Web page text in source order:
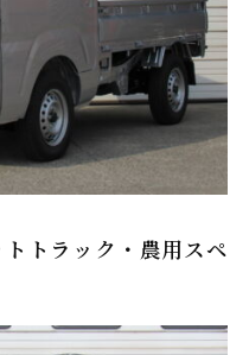
トラック・農用スペ